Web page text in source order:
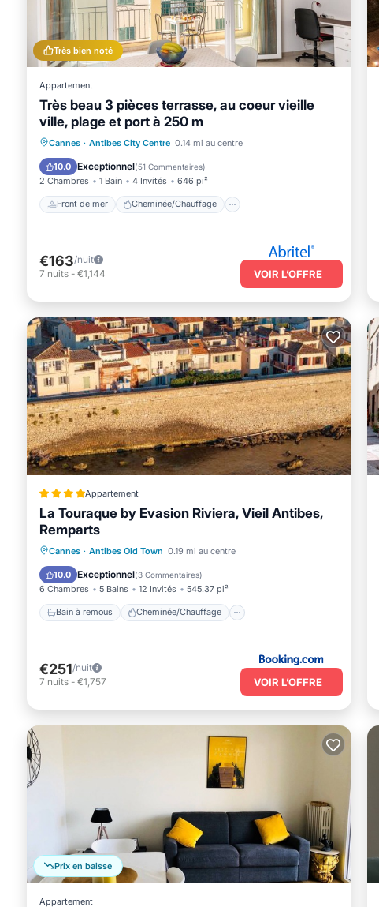
Très bien noté
Appartement
Très beau 3 pièces terrasse, au coeur vieille
ville, plage et port à 250 m
Cannes · Antibes City Centre 0.14 mi au centre
10.0 Exceptionnel(51 Commentaires)
2 Chambres 1 Bain 4 Invités 646 pi²
Front de mer Cheminée/Chauffage
Front de mer
Cheminée/Chauffage
Vue sur l’océan
Balcon/Terrasse
€163/nuit
7 nuits - €1,144 VOIR L’OFFRE
Appartement
La Touraque by Evasion Riviera, Vieil Antibes,
Remparts
Cannes · Antibes Old Town 0.19 mi au centre
10.0 Exceptionnel(3 Commentaires)
6 Chambres 5 Bains 12 Invités 545.37 pi²
Bain à remous Cheminée/Chauffage
Bain à remous
Cheminée/Chauffage
Climatisation
Internet
€251/nuit
7 nuits - €1,757 VOIR L’OFFRE
Prix en baisse
Appartement